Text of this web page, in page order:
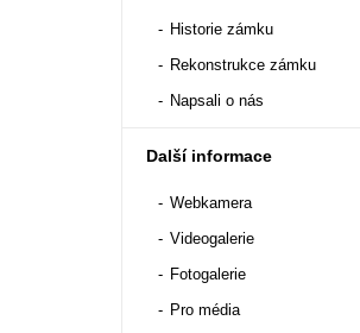
Historie zámku
Rekonstrukce zámku
Napsali o nás
Další informace
Webkamera
Videogalerie
Fotogalerie
Pro média